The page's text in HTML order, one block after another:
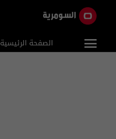
الصفحة الرئيسية